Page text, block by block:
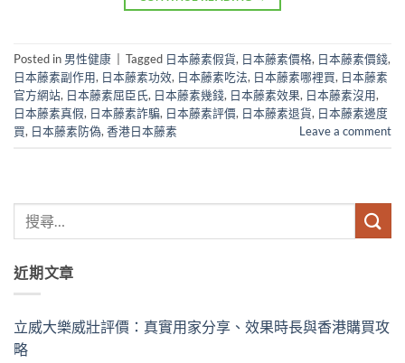
Posted in 男性健康 Tagged 日本藤素假貨, 日本藤素價格, 日本藤素價錢,
日本藤素副作用, 日本藤素功效, 日本藤素吃法, 日本藤素哪裡買, 日本藤素
官方網站, 日本藤素屈臣氏, 日本藤素幾錢, 日本藤素效果, 日本藤素沒用,
日本藤素真假, 日本藤素詐騙, 日本藤素評價, 日本藤素退貨, 日本藤素邊度
買, 日本藤素防偽, 香港日本藤素 Leave a comment
近期文章
立威大樂威壯評價：真實用家分享、效果時長與香港購買攻
略